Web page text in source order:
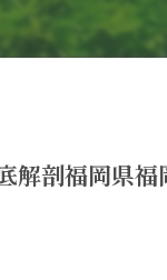
解剖福岡県